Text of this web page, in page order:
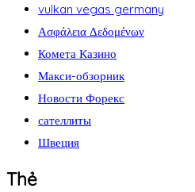
vulkan vegas germany
Ασφάλεια Δεδομένων
Комета Казино
Макси-обзорник
Новости Форекс
сателлиты
Швеция
Thẻ